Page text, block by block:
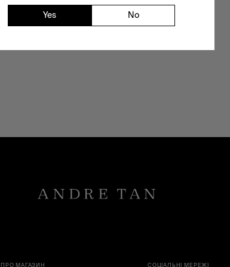
Yes No
ПРО МАГАЗИН СОЦІАЛЬНІ МЕРЕЖІ